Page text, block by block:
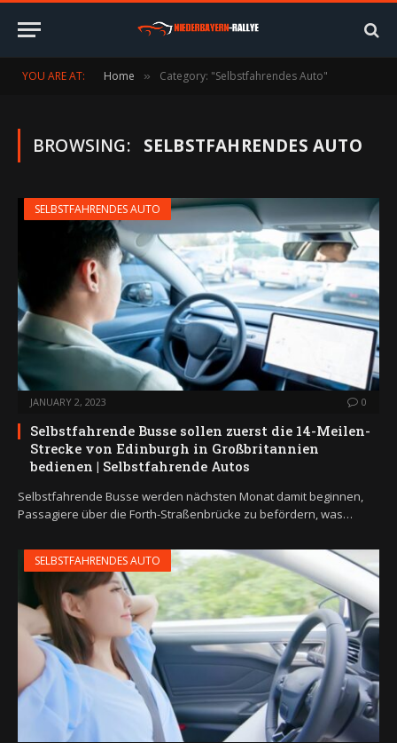
YOU ARE AT: Home » Category: "Selbstfahrendes Auto"
BROWSING: SELBSTFAHRENDES AUTO
SELBSTFAHRENDES AUTO
JANUARY 2, 2023 0
Selbstfahrende Busse sollen zuerst die 14-Meilen-
Strecke von Edinburgh in Großbritannien
bedienen | Selbstfahrende Autos
Selbstfahrende Busse werden nächsten Monat damit beginnen,
Passagiere über die Forth-Straßenbrücke zu befördern, was…
SELBSTFAHRENDES AUTO